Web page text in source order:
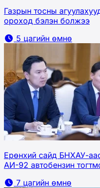
Газрын тосны
ороход бэлэн болжээ
5 цагийн өмнө
Ерөнхий сайд БНХАУ-
АИ-92 автобензин
7 цагийн өмнө